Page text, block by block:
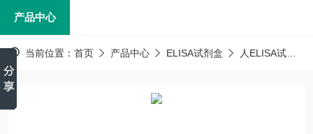
产品中心
当前位置： 首页 产品中心 ELISA试剂盒 人ELISA试剂盒